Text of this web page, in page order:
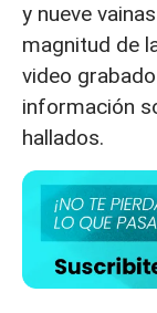
y nueve
magnitud de
video
información
hallados.